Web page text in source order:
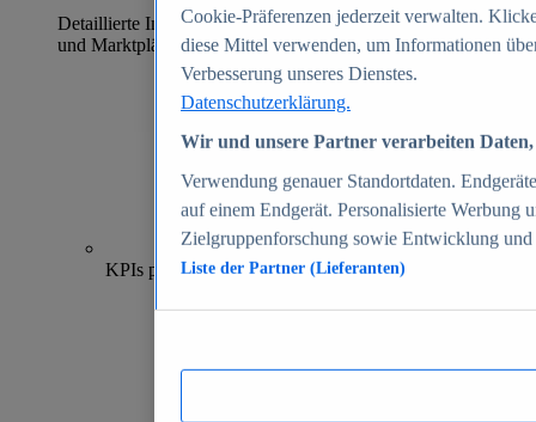
Detaillierte Informationen zu mehr als 39.000 Online-Shops
und Marktplätzen
70+
KPIs pro Shop
Cookie-Präferenzen jederzeit verwalten.
diese Mittel verwenden, um Informationen
Verbesserung unseres Dienstes.
Datenschutzerklärung.
Wir und unsere Partner verarbeiten
Verwendung genauer Standortdaten.
auf einem Endgerät. Personalisierte Werbung
Zielgruppenforschung sowie Entwicklung
Liste der Partner (Lieferanten)